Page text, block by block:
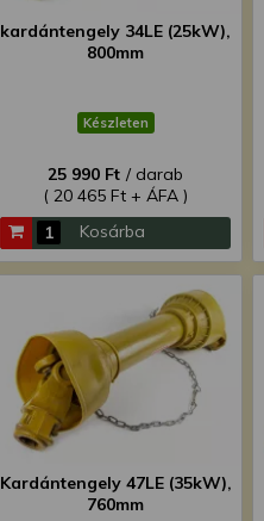
kardántengely 34LE (25kW),
800mm
Készleten
25 990 Ft / darab
( 20 465 Ft + ÁFA )
Kosárba
Kardántengely 47LE (35kW),
760mm